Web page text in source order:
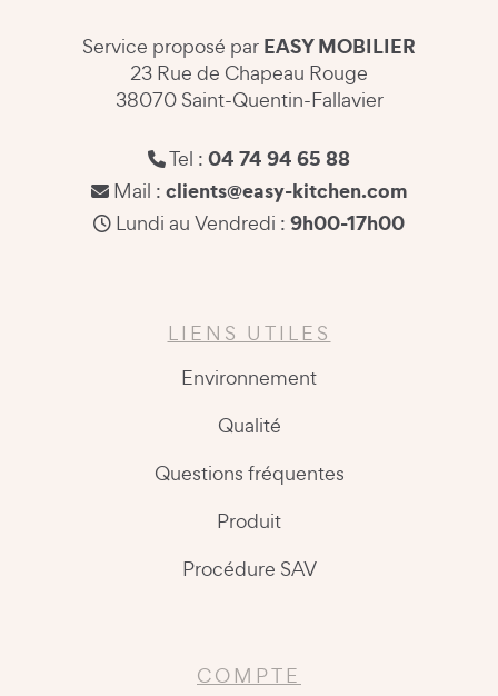
Service proposé par EASY MOBILIER
23 Rue de Chapeau Rouge
38070 Saint-Quentin-Fallavier
Tel : 04 74 94 65 88
Mail : clients@easy-kitchen.com
Lundi au Vendredi : 9h00-17h00
LIENS UTILES
Environnement
Qualité
Questions fréquentes
Produit
Procédure SAV
COMPTE